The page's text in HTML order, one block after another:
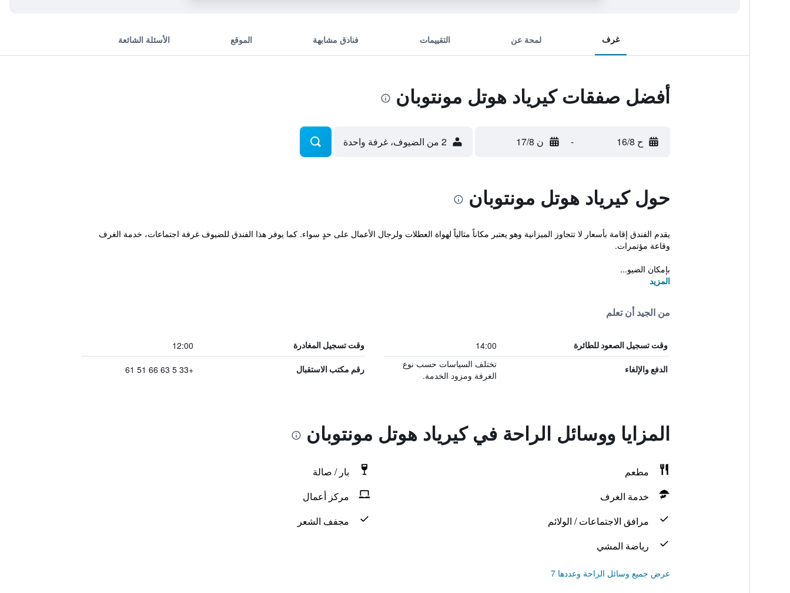
غرف لمحة عن التقييمات فنادق مشابهة الموقع الأسئلة الشائعة
أفضل صفقات كيرياد هوتل مونتوبان
ح 16/8 - ن 17/8 2 من الضيوف، غرفة واحدة
حول كيرياد هوتل مونتوبان
يقدم الفندق إقامة بأسعار لا تتجاوز الميزانية وهو يعتبر مكاناً مثالياً لهواة العطلات ولرجال الأعمال على حدٍ سواء. كما يوفر هذا الفندق للضيوف غرفة اجتماعات، خدمة الغرف
وقاعة مؤتمرات.
بإمكان الضيو...
المزيد
من الجيد أن تعلم
وقت تسجيل الصعود للطائرة 14:00 وقت تسجيل المغادرة 12:00
الدفع والإلغاء
تختلف السياسات حسب نوع
الغرفة ومزود الخدمة.
رقم مكتب الاستقبال +33 5 63 66 51 61
المزايا ووسائل الراحة في كيرياد هوتل مونتوبان
مطعم
بار / صالة
خدمة الغرف
مركز أعمال
مرافق الاجتماعات / الولائم
مجفف الشعر
رياضة المشي
عرض جميع وسائل الراحة وعددها 7